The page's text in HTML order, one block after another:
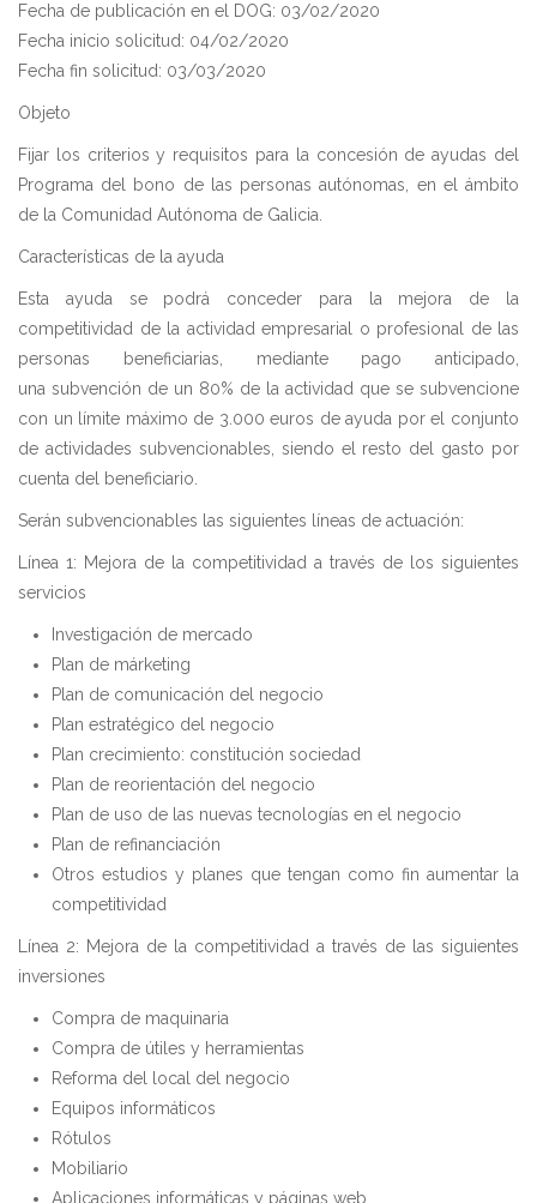
Fecha de publicación en el DOG: 03/02/2020
Fecha inicio solicitud: 04/02/2020
Fecha fin solicitud: 03/03/2020
Objeto
Fijar los criterios y requisitos para la concesión de ayudas del
Programa del bono de las personas autónomas, en el ámbito
de la Comunidad Autónoma de Galicia.
Características de la ayuda
Esta ayuda se podrá conceder para la mejora de la
competitividad de la actividad empresarial o profesional de las
personas beneficiarias, mediante pago anticipado,
una subvención de un 80% de la actividad que se subvencione
con un límite máximo de 3.000 euros de ayuda por el conjunto
de actividades subvencionables, siendo el resto del gasto por
cuenta del beneficiario.
Serán subvencionables las siguientes líneas de actuación:
Línea 1: Mejora de la competitividad a través de los siguientes
servicios
Investigación de mercado
Plan de márketing
Plan de comunicación del negocio
Plan estratégico del negocio
Plan crecimiento: constitución sociedad
Plan de reorientación del negocio
Plan de uso de las nuevas tecnologías en el negocio
Plan de refinanciación
Otros estudios y planes que tengan como fin aumentar la
competitividad
Línea 2: Mejora de la competitividad a través de las siguientes
inversiones
Compra de maquinaria
Compra de útiles y herramientas
Reforma del local del negocio
Equipos informáticos
Rótulos
Mobiliario
Aplicaciones informáticas y páginas web